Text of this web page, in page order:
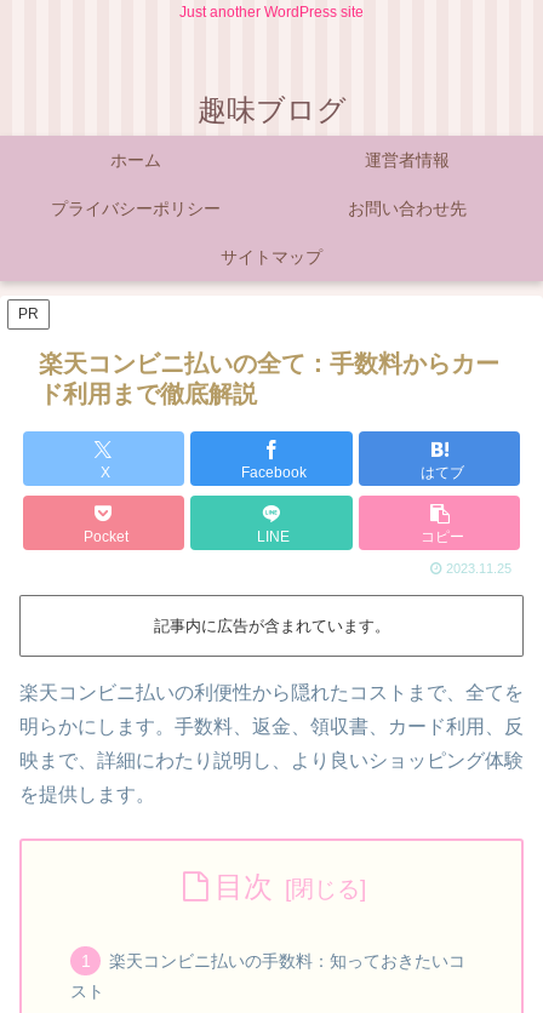
Just another WordPress site
趣味ブログ
ホーム 運営者情報
プライバシーポリシー お問い合わせ先
サイトマップ
PR
楽天コンビニ払いの全て：手数料からカー
ド利用まで徹底解説
X Facebook はてブ
Pocket LINE コピー
2023.11.25
記事内に広告が含まれています。
楽天コンビニ払いの利便性から隠れたコストまで、全てを
明らかにします。手数料、返金、領収書、カード利用、反
映まで、詳細にわたり説明し、より良いショッピング体験
を提供します。
目次
楽天コンビニ払いの手数料：知っておきたいコ
スト